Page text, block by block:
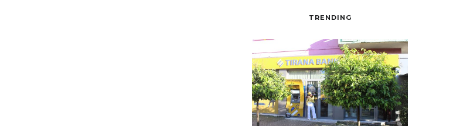
TRENDING